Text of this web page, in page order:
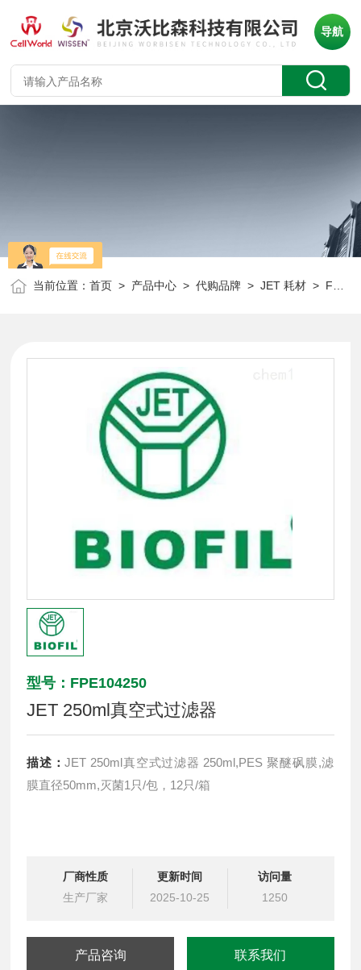
导航
当前位置：首页 > 产品中心 >代购品牌 >JET 耗材 > FPE104250JET 250ml真空式过滤器
型号：FPE104250
JET 250ml真空式过滤器
描述：JET 250ml真空式过滤器 250ml,PES 聚醚砜膜,滤
膜直径50mm,灭菌1只/包，12只/箱
厂商性质
生产厂家
更新时间
2025-10-25
访问量
1250
产品咨询 联系我们